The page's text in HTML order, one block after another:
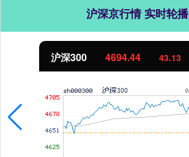
沪深京行情 实时轮播
43.13 0.93%